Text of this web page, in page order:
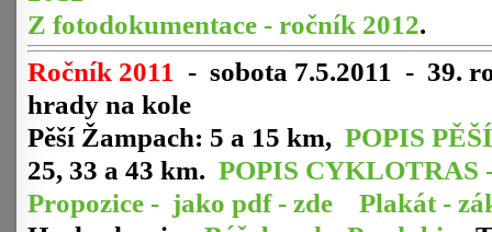
Z fotodokumentace - ročník 2012.
Ročník 2011 - sobota 7.5.2011 - 39.
hrady na kole
Pěší Žampach: 5 a 15 km, POPIS
25, 33 a 43 km. POPIS CYKLOTRAS
Propozice - jako pdf - zde
Plakát -